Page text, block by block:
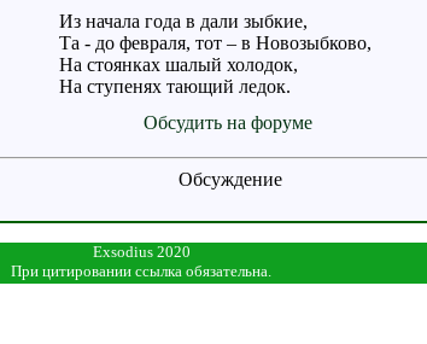
Из начала года в дали зыбкие,
Та - до февраля, тот – в Новозыбково,
На стоянках шалый холодок,
На ступенях тающий ледок.
Обсудить на форуме
Обсуждение
Exsodius 2020
При цитировании ссылка обязательна.